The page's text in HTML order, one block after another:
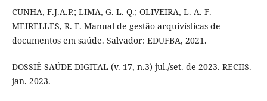
CUNHA, F.J.A.P.; LIMA, G. L. Q.; OLIVEIRA, L. A. F.
MEIRELLES, R. F. Manual de gestão arquivísticas de
documentos em saúde. Salvador: EDUFBA, 2021.
DOSSIÊ SAÚDE DIGITAL (v. 17, n.3) jul./set. de 2023. RECIIS.
jan. 2023.